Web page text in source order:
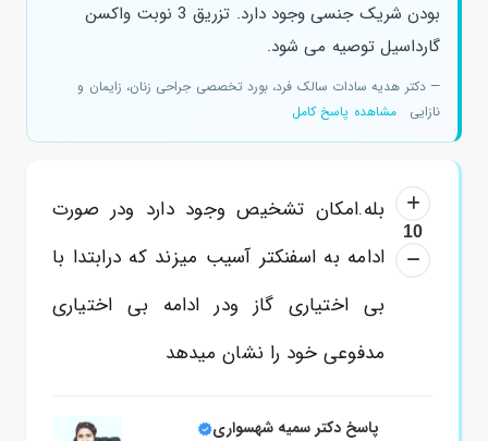
بودن شریک جنسی وجود دارد. تزریق 3 نوبت واکسن
گارداسیل توصیه می شود.
— دکتر هدیه سادات سالک فرد، بورد تخصصی جراحی زنان، زایمان و
نازایی
مشاهده پاسخ کامل
10
بله.امکان تشخیص وجود دارد ودر صورت
ادامه به اسفنکتر آسیب میزند که درابتدا با
بی اختیاری گاز ودر ادامه بی اختیاری
مدفوعی خود را نشان میدهد
پاسخ دکتر سمیه شهسواری